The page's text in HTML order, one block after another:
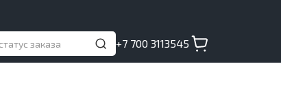
+7 700 3113545